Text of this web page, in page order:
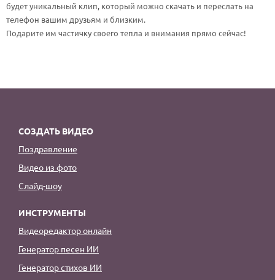
По именам
будет уникальный клип, который можно скачать и переслать на
телефон вашим друзьям и близким.
Подарите им частичку своего тепла и внимания прямо сейчас!
СОЗДАТЬ ВИДЕО
Поздравление
Видео из фото
Слайд-шоу
ИНСТРУМЕНТЫ
Видеоредактор онлайн
Генератор песен ИИ
Генератор стихов ИИ